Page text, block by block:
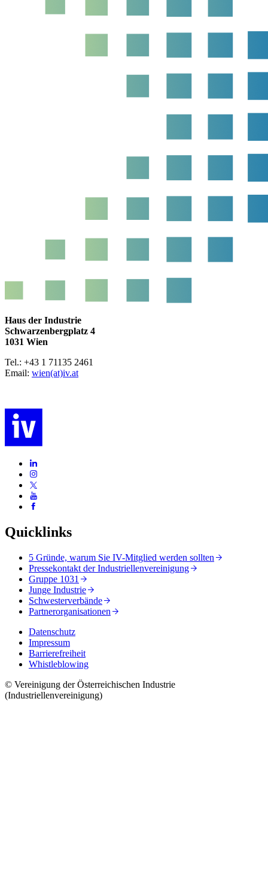
Haus der Industrie
Schwarzenbergplatz 4
1031 Wien
Tel.: +43 1 71135 2461
Email: wien(at)iv.at
Quicklinks
5 Gründe, warum Sie IV-Mitglied werden sollten
Pressekontakt der Industriellenvereinigung
Gruppe 1031
Junge Industrie
Schwesterverbände
Partnerorganisationen
Datenschutz
Impressum
Barrierefreiheit
Whistleblowing
© Vereinigung der Österreichischen Industrie
(Industriellenvereinigung)